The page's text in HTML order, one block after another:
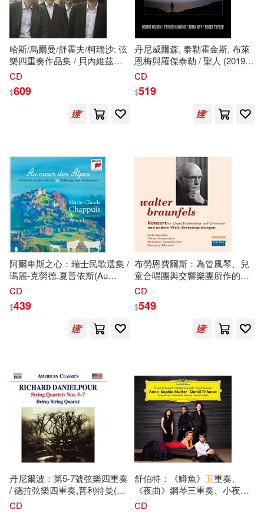
哈斯/烏爾曼/舒霍夫/柯瑞沙: 弦
樂四重奏作品集 / 貝內維茲四
重奏 (CD)(Ullmann - Krasa -
Quartet)
CD
$609
丹尼威爾森, 泰勒霍金斯, 布萊
恩梅與羅傑泰勒 / 聖人 (2019
RSD 七吋LP黑膠唱片)(Dennis
May, Roger Taylor / Holy Man
(Hawkins - May - Taylor -
Wilson Version) b/w Holy Man
CD
$519
阿爾卑斯之心：瑞士民歌選集 /
瑪麗-克勞德.夏普依斯(Au
coeur des Alpes - Volkslieder
Claude Chappuis)
CD
$439
布勞恩費爾斯：為管風琴、兒
童合唱團與交響樂團所作的協
奏曲 / 阿布瑞契(指揮)慕尼黑交
卡娜(管風琴) (CD)(Braunfels:
Concerto for Organ, Boy’s
Choir and Orchestra /
CD
$549
丹尼爾波：第5-7號弦樂四重奏
/ 德拉弦樂四重奏,普利特曼(女
高音) (CD)(DANIELPOUR, R.:
CD
舒伯特：《鱒魚》 五重奏、
《夜曲》鋼琴三重奏、小夜
曲、聖母頌 / 慕特，小提琴 / 特
CD